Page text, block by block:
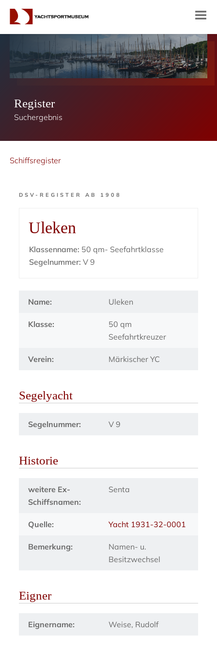
Register
Suchergebnis
Schiffsregister
DSV-REGISTER AB 1908
Uleken
Klassenname: 50 qm- Seefahrtklasse
Segelnummer: V 9
Name: Uleken
Klasse:
50 qm
Seefahrtkreuzer
Verein: Märkischer YC
Segelyacht
Segelnummer: V 9
Historie
weitere Ex-
Schiffsnamen:
Senta
Quelle: Yacht 1931-32-0001
Bemerkung:
Namen- u.
Besitzwechsel
Eigner
Eignername: Weise, Rudolf